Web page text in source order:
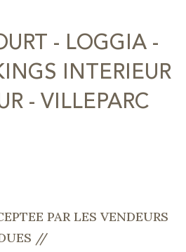
- LOGGIA -
INTERIEUR
- VILLEPARC
PAR LES VENDEURS
//